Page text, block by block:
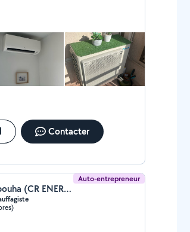
Contacter
Auto-entrepreneur
Rayan Chabouha (CR ENERGIE)